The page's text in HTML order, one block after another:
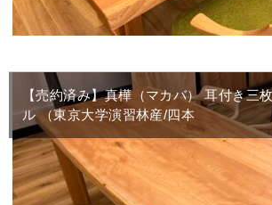
【売約済み】真樺（マカバ） 耳付き三
ル （東京大学演習林産/四本